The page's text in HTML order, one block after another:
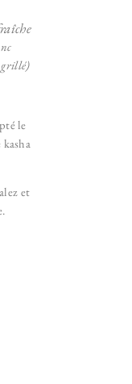
grillé)
le
et